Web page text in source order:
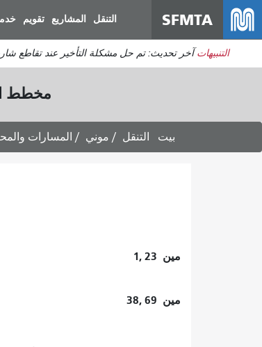
SFMTA التنقل المشاريع تقويم
التنبيهات آخر تحديث: تم حل مشكلة التأخير عند تقاطع
مخطط
بيت التنقل موني المسارات
1, 23 مين
38, 69 مين